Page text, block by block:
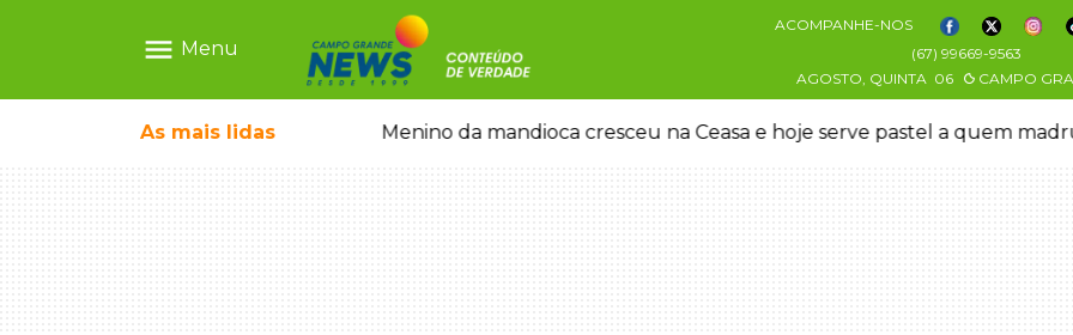
menu Menu
ACOMPANHE-NOS
(67) 99669-9563
AGOSTO, QUINTA 06 CAMPO
As mais lidas
falso e prende pai e filho Menino da mandioca cresceu na Ceasa e hoje serve pastel a quem